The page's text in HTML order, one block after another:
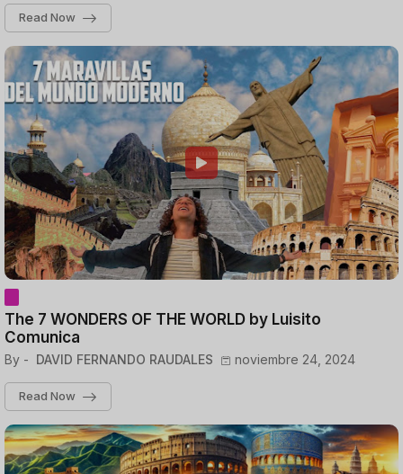
Read Now
The 7 WONDERS OF THE WORLD by Luisito
Comunica
By - DAVID FERNANDO RAUDALES noviembre 24, 2024
Read Now